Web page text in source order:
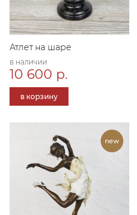
Атлет на шаре
в наличии
10 600 р.
в корзину